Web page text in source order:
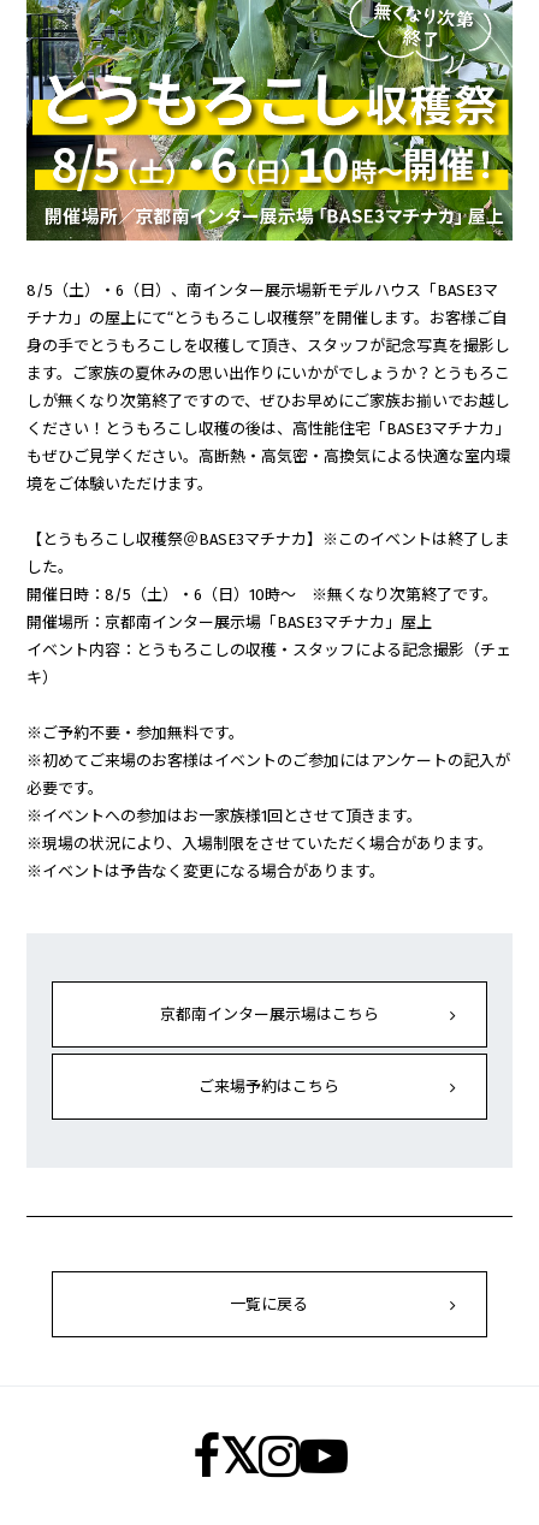
8/5（土）・6（日）、南インター展示場新モデルハウス「BASE3マ
チナカ」の屋上にて“とうもろこし収穫祭”を開催します。お客様ご自
身の手でとうもろこしを収穫して頂き、スタッフが記念写真を撮影し
ます。ご家族の夏休みの思い出作りにいかがでしょうか？とうもろこ
しが無くなり次第終了ですので、ぜひお早めにご家族お揃いでお越し
ください！とうもろこし収穫の後は、高性能住宅「BASE3マチナカ」
もぜひご見学ください。高断熱・高気密・高換気による快適な室内環
境をご体験いただけます。
【とうもろこし収穫祭＠BASE3マチナカ】※このイベントは終了しま
した。
開催日時：8/5（土）・6（日）10時～ ※無くなり次第終了です。
開催場所：京都南インター展示場「BASE3マチナカ」屋上
イベント内容：とうもろこしの収穫・スタッフによる記念撮影（チェ
キ）
※ご予約不要・参加無料です。
※初めてご来場のお客様はイベントのご参加にはアンケートの記入が
必要です。
※イベントへの参加はお一家族様1回とさせて頂きます。
※現場の状況により、入場制限をさせていただく場合があります。
※イベントは予告なく変更になる場合があります。
京都南インター展示場はこちら
ご来場予約はこちら
一覧に戻る